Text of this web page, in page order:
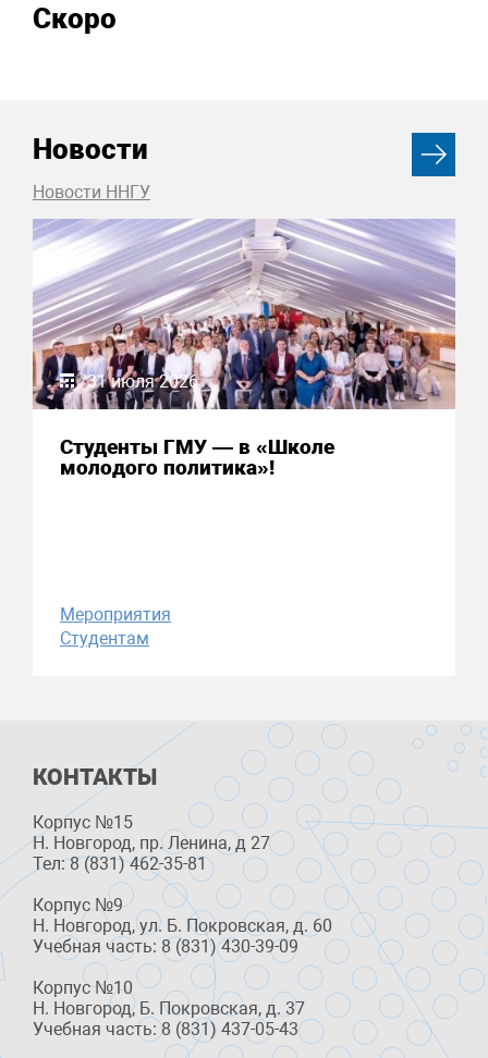
Скоро
Новости
Новости ННГУ
31 июля 2026
Студенты ГМУ — в «Школе
молодого политика»!
Мероприятия
Студентам
КОНТАКТЫ
Корпус №15
Н. Новгород, пр. Ленина, д 27
Тел: 8 (831) 462-35-81
Корпус №9
Н. Новгород, ул. Б. Покровская, д. 60
Учебная часть: 8 (831) 430-39-09
Корпус №10
Н. Новгород, Б. Покровская, д. 37
Учебная часть: 8 (831) 437-05-43